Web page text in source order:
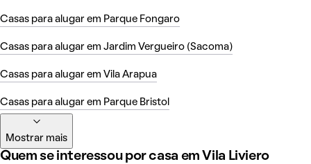
Casas para alugar em Parque Fongaro
Casas para alugar em Jardim Vergueiro (Sacoma)
Casas para alugar em Vila Arapua
Casas para alugar em Parque Bristol
Mostrar mais
Quem se interessou por casa em Vila Liviero